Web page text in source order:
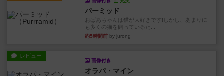
パーミッド
おばあちゃんは猫が大好きです!しかし、あまりに
も多くの猫を飼っているた...
約5時間前 by jurong
レビュー
画像付き
オラパ・マイン